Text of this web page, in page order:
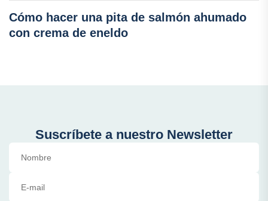
Cómo hacer una pita de salmón ahumado
con crema de eneldo
Suscríbete a nuestro Newsletter